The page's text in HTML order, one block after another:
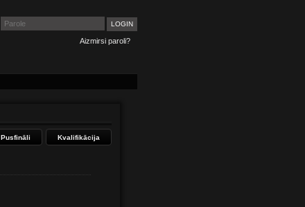
Aizmirsi paroli?
Kvalifikācija
Pusfināli